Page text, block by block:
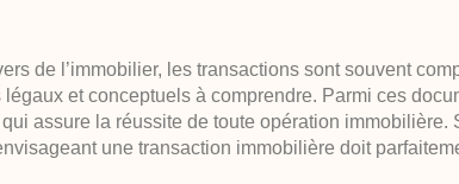
de l’immobilier, les transactions sont souvent
légaux et conceptuels à comprendre. Parmi ces
assure la réussite de toute opération immobilière.
une transaction immobilière doit